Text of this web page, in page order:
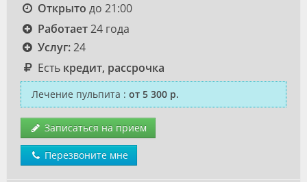
Открыто до 21:00
Работает24 года
Услуг:24
Есть кредит, рассрочка
Лечение пульпита : от 5 300 р.
Записаться на прием
Перезвоните мне